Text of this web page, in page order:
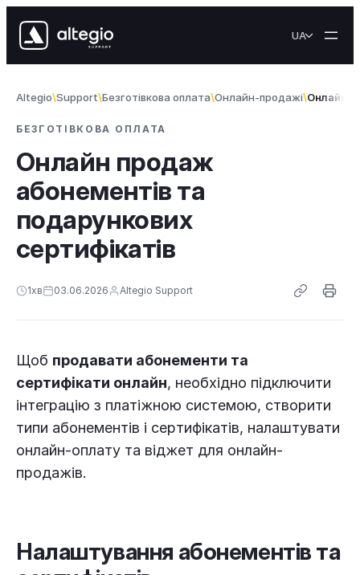
UA
Altegio Support Безготiвкова оплата Онлайн-продажі Онлайн
БЕЗГОТIВКОВА ОПЛАТА
Онлайн продаж
абонементів та
подарункових
сертифікатів
1хв 03.06.2026 Altegio Support
Щоб продавати абонементи та
сертифікати онлайн, необхідно підключити
інтеграцію з платіжною системою, створити
типи абонементів і сертифікатів, налаштувати
онлайн-оплату та віджет для онлайн-
продажів.
Налаштування абонементів та